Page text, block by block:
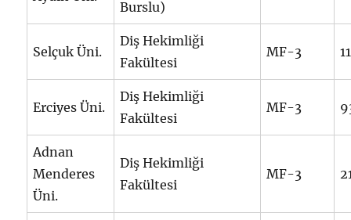
Burslu)
Selçuk Üni.
Diş Hekimliği
Fakültesi
MF-3
Erciyes Üni.
Diş Hekimliği
Fakültesi
MF-3
Adnan
Menderes
Üni.
Diş Hekimliği
Fakültesi
MF-3